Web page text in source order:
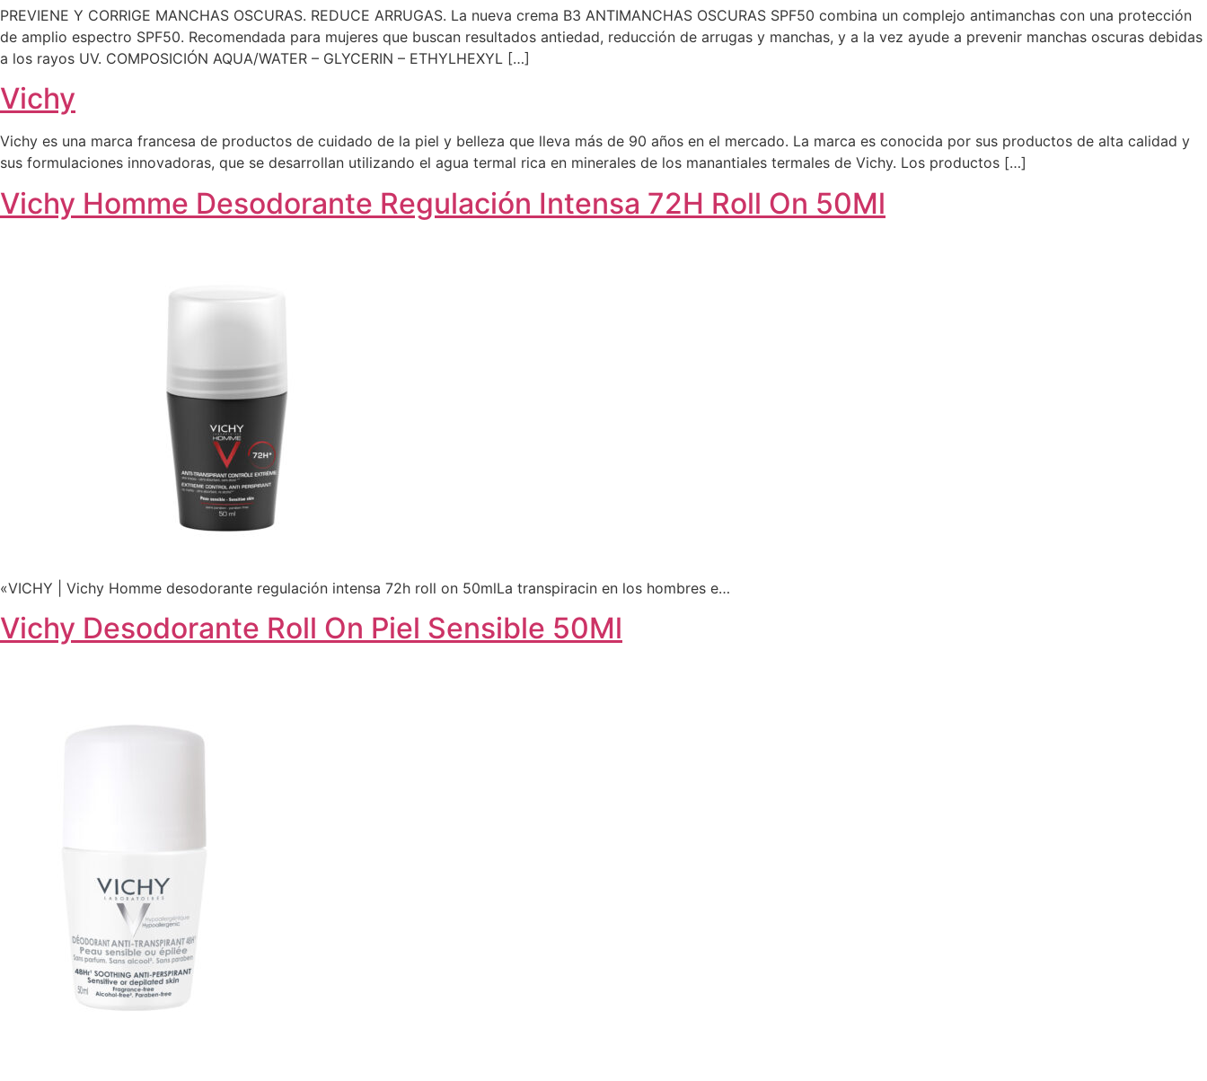
PREVIENE Y CORRIGE MANCHAS OSCURAS. REDUCE ARRUGAS. La nueva crema B3 ANTIMANCHAS OSCURAS SPF50 combina un complejo antimanchas con una protección
de amplio espectro SPF50. Recomendada para mujeres que buscan resultados antiedad, reducción de arrugas y manchas, y a la vez ayude a prevenir manchas oscuras debidas
a los rayos UV. COMPOSICIÓN AQUA/WATER – GLYCERIN – ETHYLHEXYL […]
Vichy
Vichy es una marca francesa de productos de cuidado de la piel y belleza que lleva más de 90 años en el mercado. La marca es conocida por sus productos de alta calidad y
sus formulaciones innovadoras, que se desarrollan utilizando el agua termal rica en minerales de los manantiales termales de Vichy. Los productos […]
Vichy Homme Desodorante Regulación Intensa 72H Roll On 50Ml
«VICHY | Vichy Homme desodorante regulación intensa 72h roll on 50mlLa transpiracin en los hombres e…
Vichy Desodorante Roll On Piel Sensible 50Ml